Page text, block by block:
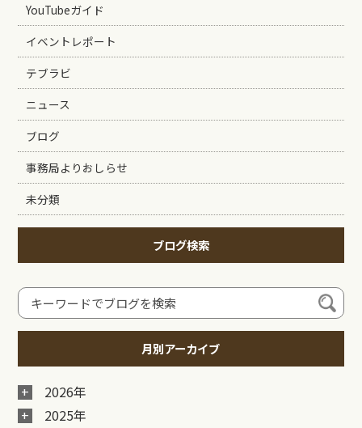
YouTubeガイド
イベントレポート
テブラビ
ニュース
ブログ
事務局よりおしらせ
未分類
ブログ検索
月別アーカイブ
2026年
2025年